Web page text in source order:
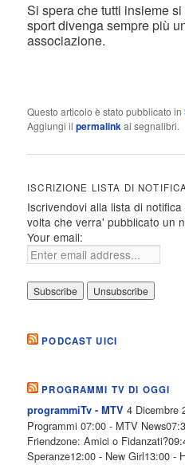
Si spera che tutti insieme
sport divenga sempre più
associazione.
Questo articolo è stato pubblicato in
Aggiungi ilpermalinkai segnalibri.
ISCRIZIONE LISTA DI NOTIFICA
Iscrivendovi alla lista di
volta che verra' pubblicato un
Your email:
PODCAST UICI
PROGRAMMI TV DI OGGI
programmiTv - MTV 4 Dicembre
Programmi 07:00 - MTV
Friendzone: Amici o
Speranze12:00 - New Girl13:00 -